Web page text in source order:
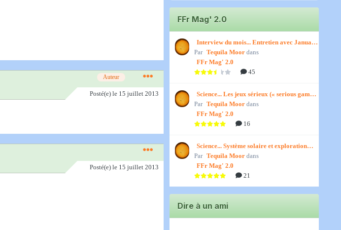
Auteur
Posté(e) le 15 juillet 2013
Posté(e) le 15 juillet 2013
FFr Mag' 2.0
Interview du mois... Entretien avec January,
par Titenath
Par Tequila Moor dans
FFr Mag' 2.0
45
Science... Les jeux sérieux (« serious games
») par Jedino
Par Tequila Moor dans
FFr Mag' 2.0
16
Science... Système solaire et exploration
spatiale, par Jedino
Par Tequila Moor dans
FFr Mag' 2.0
21
Dire à un ami